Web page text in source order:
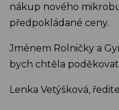
nákup nového
předpokládané ceny.
Jménem Rolničky a
bych chtěla
Lenka Vetýšková,